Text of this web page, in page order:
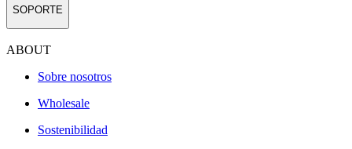
SOPORTE
ABOUT
Sobre nosotros
Wholesale
Sostenibilidad